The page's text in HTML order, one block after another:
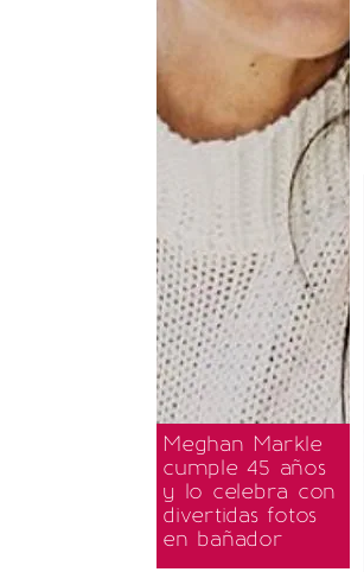
Meghan Markle
cumple 45 años
y lo celebra con
divertidas fotos
en bañador